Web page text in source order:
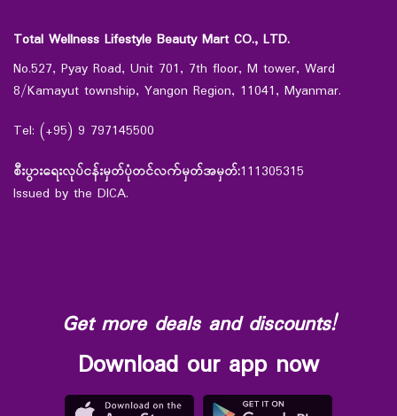
Total Wellness Lifestyle Beauty Mart CO., LTD.
No.527, Pyay Road, Unit 701, 7th floor, M tower, Ward
8/Kamayut township, Yangon Region, 11041, Myanmar.
Tel: (+95) 9 797145500
စီးပွားရေးလုပ်ငန်းမှတ်ပုံတင်လက်မှတ်အမှတ်:111305315
Issued by the DICA.
Get more deals and discounts!
Download our app now